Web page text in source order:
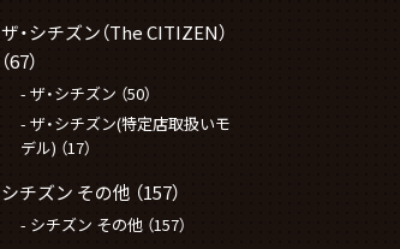
ザ・シチズン（The CITIZEN）
（67）
ザ・シチズン （50）
ザ・シチズン(特定店取扱いモ
デル) （17）
シチズン その他 （157）
シチズン その他 （157）